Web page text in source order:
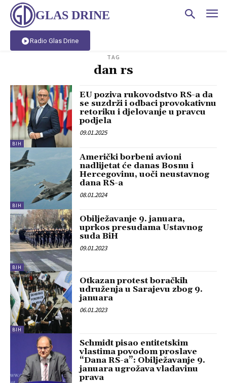
GLAS DRINE
Radio Glas Drine
TAG
dan rs
BIH
EU poziva rukovodstvo RS-a da
se suzdrži i odbaci provokativnu
retoriku i djelovanje u pravcu
podjela
09.01.2025
BIH
Američki borbeni avioni
nadlijetat će danas Bosnu i
Hercegovinu, uoči neustavnog
dana RS-a
08.01.2024
BIH
Obilježavanje 9. januara,
uprkos presudama Ustavnog
suda BiH
09.01.2023
BIH
Otkazan protest boračkih
udruženja u Sarajevu zbog 9.
januara
06.01.2023
Schmidt pisao entitetskim
vlastima povodom proslave
“Dana RS-a”: Obilježavanje 9.
januara ugrožava vladavinu
prava